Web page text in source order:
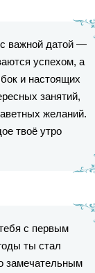
важной датой —
успехом, а
и настоящих
занятий,
желаний.
твоё утро
с первым
ты стал
замечательным